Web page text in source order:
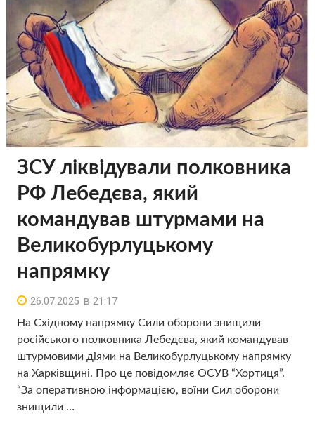
ЗСУ ліквідували полковника
РФ Лебедєва, який
командував штурмами на
Великобурлуцькому
напрямку
26.07.2025 в 21:17
На Східному напрямку Сили оборони знищили
російського полковника Лебедєва, який командував
штурмовими діями на Великобурлуцькому напрямку
на Харківщині. Про це повідомляє ОСУВ “Хортиця”.
“За оперативною інформацією, воїни Сил оборони
знищили …